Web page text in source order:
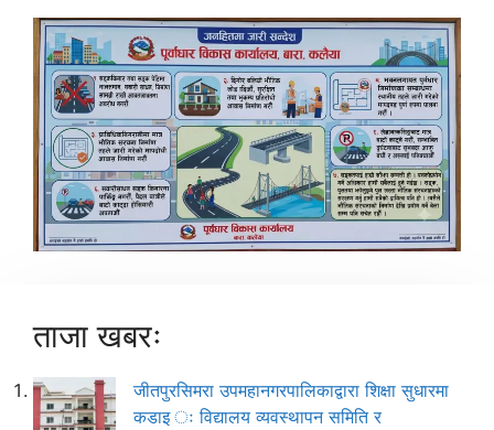
ताजा खबरः
जीतपुरसिमरा उपमहानगरपालिकाद्वारा शिक्षा सुधारमा
कडाइ ः विद्यालय व्यवस्थापन समिति र